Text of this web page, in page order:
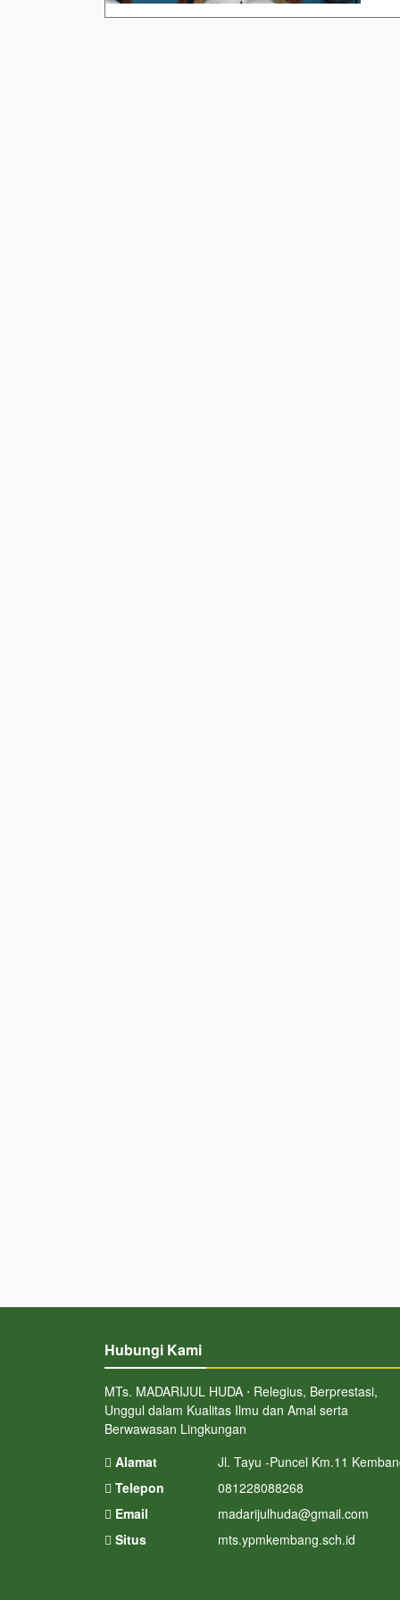
Hubungi Kami
MTs. MADARIJUL HUDA ⋅ Relegius, Berprestasi,
Unggul dalam Kualitas Ilmu dan Amal serta
Berwawasan Lingkungan
Alamat
Jl. Tayu -Puncel Km.11
Telepon
081228088268
Email
madarijulhuda@gmail.com
Situs
mts.ypmkembang.sch.id